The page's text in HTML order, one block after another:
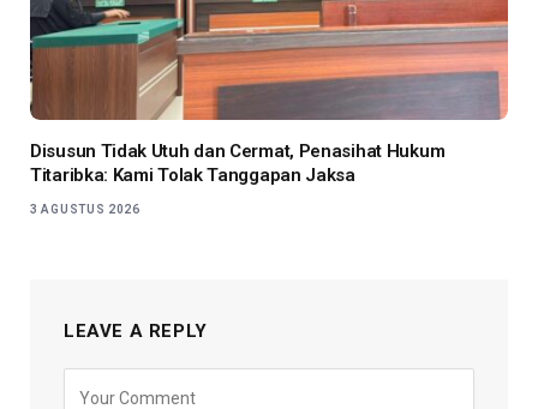
Disusun Tidak Utuh dan Cermat, Penasihat Hukum
Titaribka: Kami Tolak Tanggapan Jaksa
3 AGUSTUS 2026
LEAVE A REPLY